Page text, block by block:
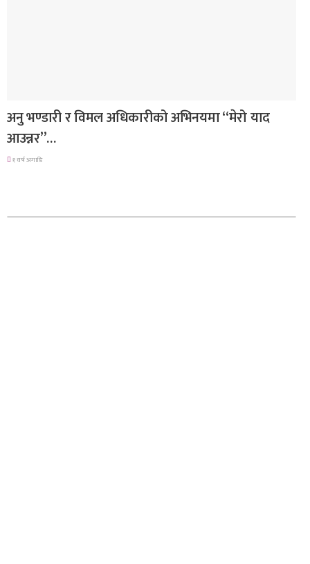
अनु भण्डारी र विमल अधिकारीको अभिनयमा “मेरो याद
आउन्नर”…
१ वर्ष अगाडि